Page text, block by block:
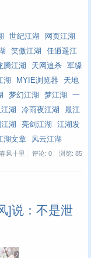
世纪江湖
网页江湖
笑傲江湖
任逍遥江
腾江湖 天网追杀
军缘
湖 MYIE浏览器
天地
梦幻江湖 梦江湖
一
湖 冷雨夜江湖
最江
湖 亮剑江湖
江湖发
湖文章 风云江湖
风十里 评论: 0 浏览: 85
]说：不是泄